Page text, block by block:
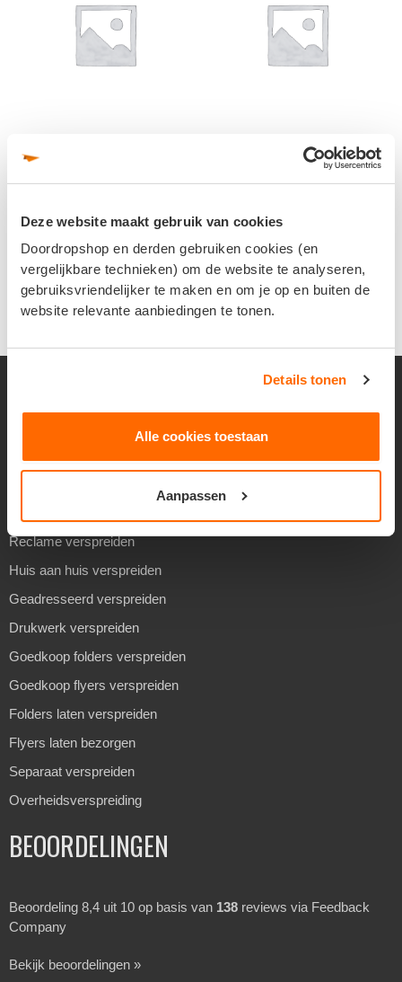
Deze website maakt gebruik van cookies
Doordropshop en derden gebruiken cookies (en
vergelijkbare technieken) om de website te analyseren,
gebruiksvriendelijker te maken en om je op en buiten de
website relevante aanbiedingen te tonen.
Details tonen
Alle cookies toestaan
Aanpassen
Ontwerp 16 pagina’s
In winkelmand
Drukwerk afhalen, doos
In winkelmand
VERSPREIDEN
Reclame verspreiden
Huis aan huis verspreiden
Geadresseerd verspreiden
Drukwerk verspreiden
Goedkoop folders verspreiden
Goedkoop flyers verspreiden
Folders laten verspreiden
Flyers laten bezorgen
Separaat verspreiden
Overheidsverspreiding
BEOORDELINGEN
Beoordeling 8,4 uit 10 op basis van 138 reviews via Feedback
Company
Bekijk beoordelingen »